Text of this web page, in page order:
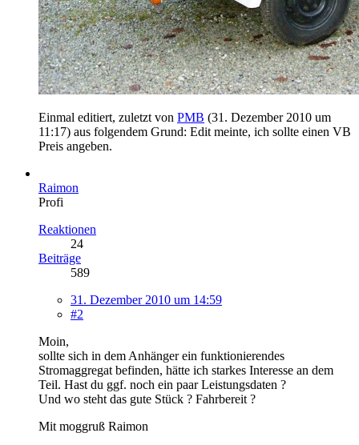
Einmal editiert, zuletzt von PMB (31. Dezember 2010 um
11:17) aus folgendem Grund: Edit meinte, ich sollte einen VB
Preis angeben.
Raimon
Profi
Reaktionen
24
Beiträge
589
31. Dezember 2010 um 14:59
#2
Moin,
sollte sich in dem Anhänger ein funktionierendes
Stromaggregat befinden, hätte ich starkes Interesse an dem
Teil. Hast du ggf. noch ein paar Leistungsdaten ?
Und wo steht das gute Stück ? Fahrbereit ?
Mit moggruß Raimon